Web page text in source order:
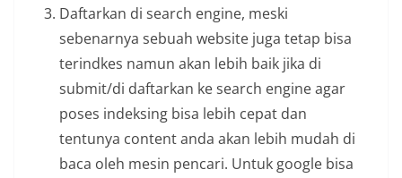
Daftarkan di search engine, meski
sebenarnya sebuah website juga tetap bisa
terindkes namun akan lebih baik jika di
submit/di daftarkan ke search engine agar
poses indeksing bisa lebih cepat dan
tentunya content anda akan lebih mudah di
baca oleh mesin pencari. Untuk google bisa